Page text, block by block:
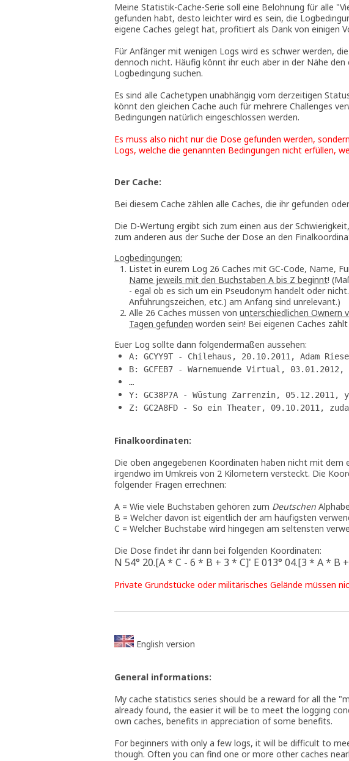
Meine Statistik-Cache-Serie soll eine Belohnung für alle
gefunden habt, desto leichter wird es sein, die
eigene Caches gelegt hat, profitiert als Dank von einigen
Für Anfänger mit wenigen Logs wird es schwer werden,
dennoch nicht. Häufig könnt ihr euch aber in der Nähe
Logbedingung suchen.
Es sind alle Cachetypen unabhängig vom derzeitigen
könnt den gleichen Cache auch für mehrere Challenges
Bedingungen natürlich eingeschlossen werden.
Es muss also nicht nur die Dose gefunden werden,
Logs, welche die genannten Bedingungen nicht erfüllen,
Der Cache:
Bei diesem Cache zählen alle Caches, die ihr gefunden
Die D-Wertung ergibt sich zum einen aus der
zum anderen aus der Suche der Dose an den
Logbedingungen:
Listet in eurem Log 26 Caches mit GC-Code, Name,
Name jeweils mit den Buchstaben A bis Z beginnt!
- egal ob es sich um ein Pseudonym handelt oder
Anführungszeichen, etc.) am Anfang sind unrelevant.)
Alle 26 Caches müssen von unterschiedlichen Ownern
Tagen gefunden worden sein! Bei eigenen Caches
Euer Log sollte dann folgendermaßen aussehen:
A: GCYY9T - Chilehaus, 20.10.2011, Adam Riese
B: GCFEB7 - Warnemuende Virtual, 03.01.2012,
…
Y: GC38P7A - Wüstung Zarrenzin, 05.12.2011,
Z: GC2A8FD - So ein Theater, 09.10.2011,
Finalkoordinaten:
Die oben angegebenen Koordinaten haben nicht mit dem
irgendwo im Umkreis von 2 Kilometern versteckt. Die
folgender Fragen errechnen:
A = Wie viele Buchstaben gehören zum Deutschen
B = Welcher davon ist eigentlich der am häufigsten
C = Welcher Buchstabe wird hingegen am seltensten
Die Dose findet ihr dann bei folgenden Koordinaten:
N 54° 20.[A * C - 6 * B + 3 * C]' E 013° 04.[3 * A * B
Private Grundstücke oder militärisches Gelände müssen
English version
General informations:
My cache statistics series should be a reward for all the
already found, the easier it will be to meet the logging
own caches, benefits in appreciation of some benefits.
For beginners with only a few logs, it will be difficult to
though. Often you can find one or more other caches